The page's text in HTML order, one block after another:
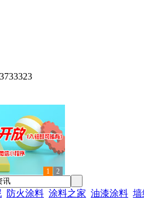
1 2
防火涂料 涂料之家 油漆涂料 墙